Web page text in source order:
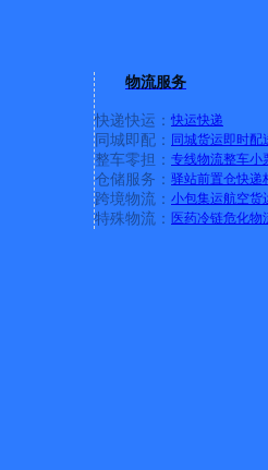
物流服务
快递快运： 快运快递
同城即配： 同城货运即时配
整车零担： 专线物流整车小
仓储服务： 驿站前置仓快递
跨境物流： 小包集运航空货
特殊物流： 医药冷链危化物